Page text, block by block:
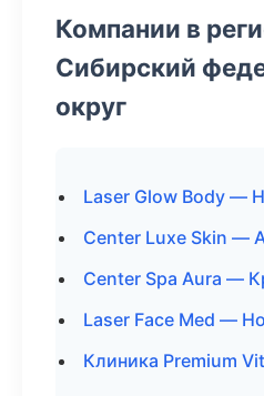
Компании в
Сибирский
округ
Laser Glow Body —
Center Luxe Skin —
Center Spa Aura —
Laser Face Med —
Клиника Premium